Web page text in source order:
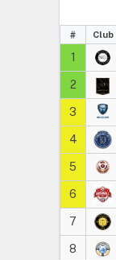
# Club
1
2
3
4
5
6
7
8